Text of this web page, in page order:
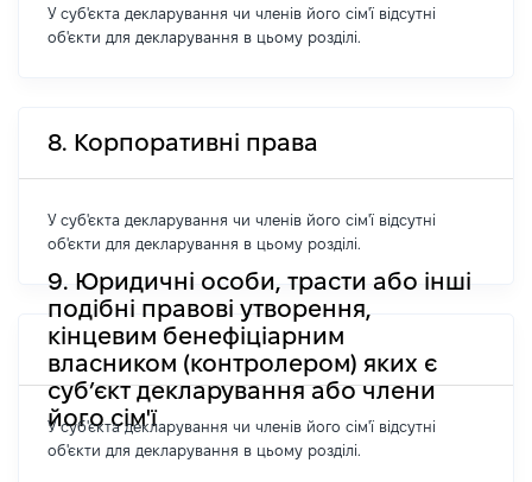
У суб'єкта декларування чи членів його сім'ї відсутні
об'єкти для декларування в цьому розділі.
8. Корпоративні права
У суб'єкта декларування чи членів його сім'ї відсутні
об'єкти для декларування в цьому розділі.
9. Юридичні особи, трасти або інші
подібні правові утворення,
кінцевим бенефіціарним
власником (контролером) яких є
суб’єкт декларування або члени
його сім'ї
У суб'єкта декларування чи членів його сім'ї відсутні
об'єкти для декларування в цьому розділі.